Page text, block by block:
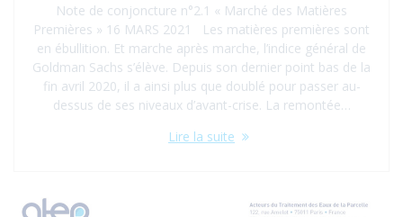
Note de conjoncture n°2.1 « Marché des Matières
Premières » 16 MARS 2021 Les matières premières sont
en ébullition. Et marche après marche, l’indice général de
Goldman Sachs s’élève. Depuis son dernier point bas de la
fin avril 2020, il a ainsi plus que doublé pour passer au-
dessus de ses niveaux d’avant-crise. La remontée…
Lire la suite